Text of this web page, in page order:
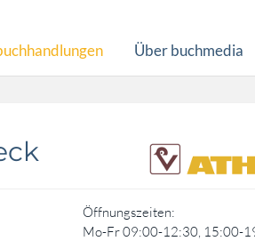
Über buchmedia
Öffnungszeiten:
Mo-Fr 09:00-12:30, 15:00-